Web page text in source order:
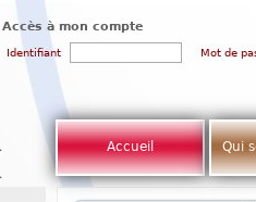
Accès à mon compte
Identifiant Mot de
Accueil Qui